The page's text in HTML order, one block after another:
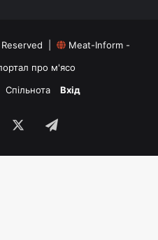
|
Meat-Inform -
про м'ясо
Спільнота Вхід